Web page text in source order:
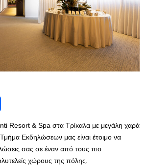
Resort & Spa στα Τρίκαλα με μεγάλη χαρά
Τμήμα Εκδηλώσεων μας είναι έτοιμο να
σας σε έναν από τους πιο
χώρους της πόλης.